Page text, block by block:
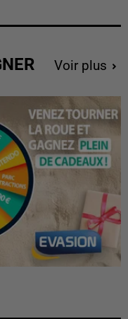
Voir plus